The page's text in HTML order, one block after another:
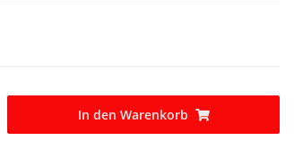
In den Warenkorb